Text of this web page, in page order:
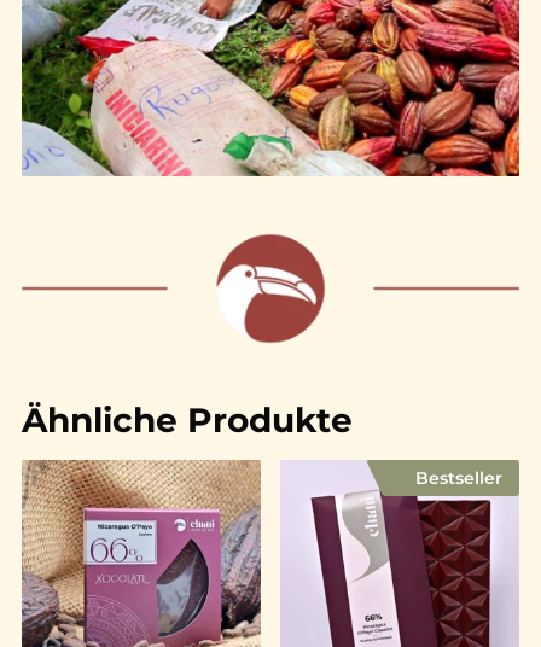
Ähnliche Produkte
Bestseller